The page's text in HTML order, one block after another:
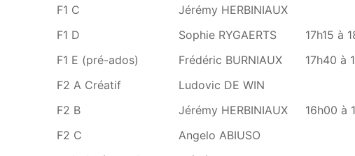
F1 C
Jérémy HERBINIAUX
F1 D
Sophie RYGAERTS 17h15 à
F1 E (pré-ados)
Frédéric BURNIAUX
17h40 à
F2 A Créatif
Ludovic DE WIN
F2 B
Jérémy HERBINIAUX 16h00 à
F2 C
Angelo ABIUSO